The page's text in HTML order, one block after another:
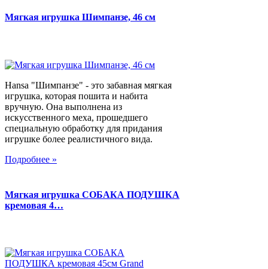
Мягкая игрушка Шимпанзе, 46 см
Hansa "Шимпанзе" - это забавная мягкая
игрушка, которая пошита и набита
вручную. Она выполнена из
искусственного меха, прошедшего
специальную обработку для придания
игрушке более реалистичного вида.
Подробнее »
Мягкая игрушка СОБАКА ПОДУШКА
кремовая 4…